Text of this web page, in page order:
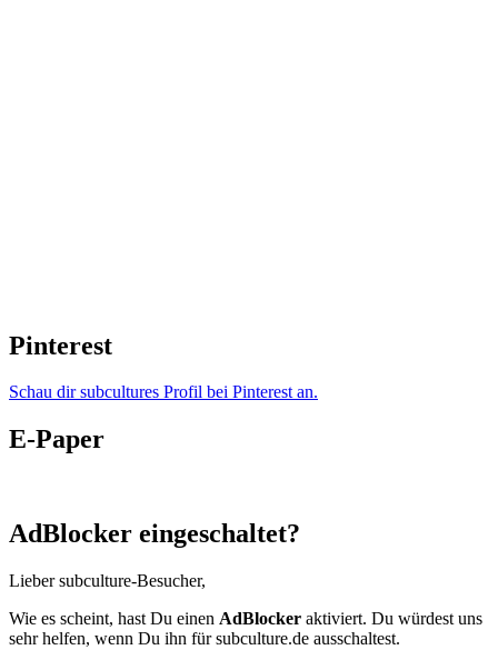
Pinterest
Schau dir subcultures Profil bei Pinterest an.
E-Paper
AdBlocker eingeschaltet?
Lieber subculture-Besucher,
Wie es scheint, hast Du einen AdBlocker aktiviert. Du würdest uns
sehr helfen, wenn Du ihn für subculture.de ausschaltest.